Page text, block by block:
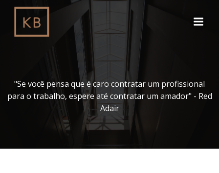
o
conteúdo
"Se você pensa que é caro contratar um profissional
para o trabalho, espere até contratar um amador" - Red
Adair